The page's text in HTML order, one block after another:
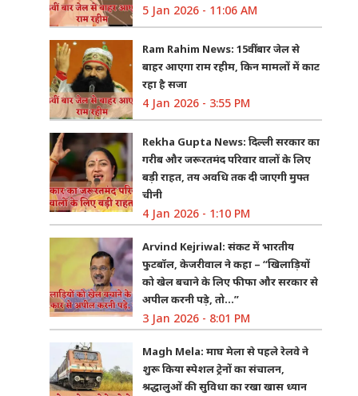
5 Jan 2026 - 11:06 AM
Ram Rahim News: 15वीं बार जेल से
बाहर आएगा राम रहीम, किन मामलों में काट
रहा है सजा
4 Jan 2026 - 3:55 PM
Rekha Gupta News: दिल्ली सरकार का
गरीब और जरूरतमंद परिवार वालों के लिए
बड़ी राहत, तय अवधि तक दी जाएगी मुफ्त
चीनी
4 Jan 2026 - 1:10 PM
Arvind Kejriwal: संकट में भारतीय
फुटबॉल, केजरीवाल ने कहा – “खिलाड़ियों
को खेल बचाने के लिए फीफा और सरकार से
अपील करनी पड़े, तो…”
3 Jan 2026 - 8:01 PM
Magh Mela: माघ मेला से पहले रेलवे ने
शुरू किया स्पेशल ट्रेनों का संचालन,
श्रद्धालुओं की सुविधा का रखा खास ध्यान